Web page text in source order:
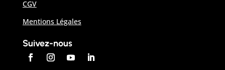
CGV
Mentions Légales
Suivez-nous